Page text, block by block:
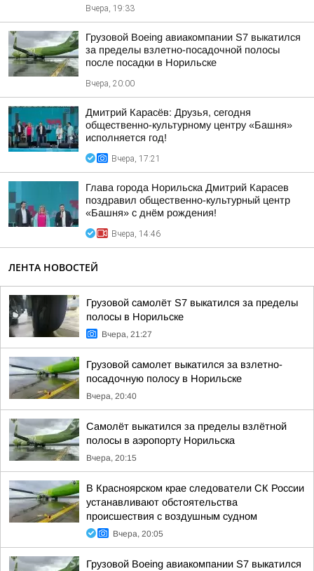
Вчера, 19:33
Грузовой Boeing авиакомпании S7 выкатился
за пределы взлетно-посадочной полосы
после посадки в Норильске
Вчера, 20:00
Дмитрий Карасёв: Друзья, сегодня
общественно-культурному центру «Башня»
исполняется год!
Вчера, 17:21
Глава города Норильска Дмитрий Карасев
поздравил общественно-культурный центр
«Башня» с днём рождения!
Вчера, 14:46
ЛЕНТА НОВОСТЕЙ
Грузовой самолёт S7 выкатился за пределы
полосы в Норильске
Вчера, 21:27
Грузовой самолет выкатился за взлетно-
посадочную полосу в Норильске
Вчера, 20:40
Самолёт выкатился за пределы взлётной
полосы в аэропорту Норильска
Вчера, 20:15
В Красноярском крае следователи СК России
устанавливают обстоятельства
происшествия с воздушным судном
Вчера, 20:05
Грузовой Boeing авиакомпании S7 выкатился